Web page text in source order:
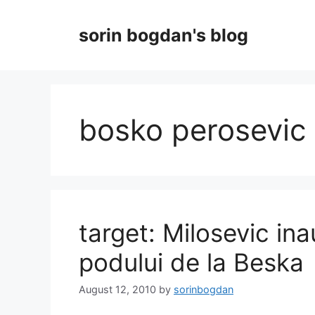
sorin bogdan's blog
bosko perosevic
target: Milosevic
podului de la Beska
August 12, 2010 by sorinbogdan